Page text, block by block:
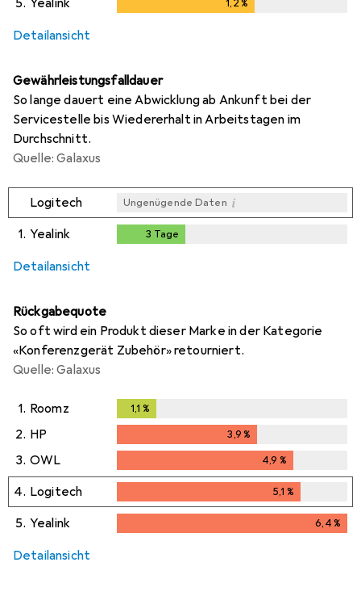
1,2%
Detailansicht
Gewährleistungsfalldauer
So lange dauert eine Abwicklung ab Ankunft bei der
Servicestelle bis Wiedererhalt in Arbeitstagen im
Durchschnitt.
Quelle: Galaxus
Logitech Ungenügende Daten i
1. Yealink 3 Tage
Detailansicht
Rückgabequote
So oft wird ein Produkt dieser Marke in der Kategorie
«Konferenzgerät Zubehör» retourniert.
Quelle: Galaxus
1. Roomz 1,1 %
2. HP 3,9%
3. OWL 4,9 %
4. Logitech 5,1 %
5. Yealink 6,4%
Detailansicht